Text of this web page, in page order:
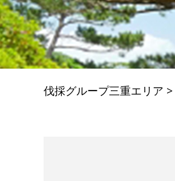
伐採グループ三重エリア >